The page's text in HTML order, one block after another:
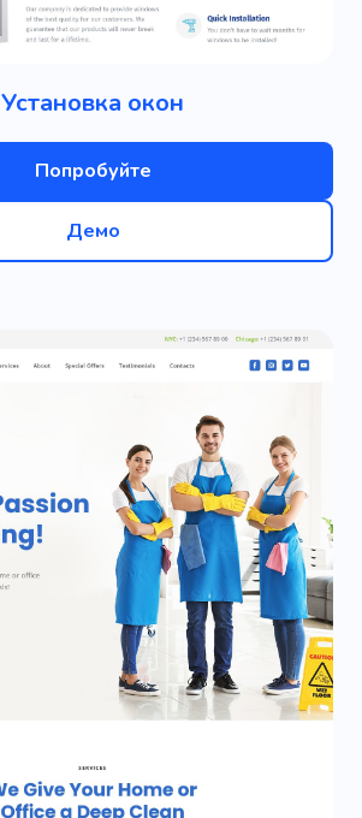
Установка окон
Попробуйте
Демо